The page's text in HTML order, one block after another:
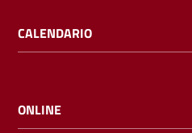
i
l
CALENDARIO
ONLINE